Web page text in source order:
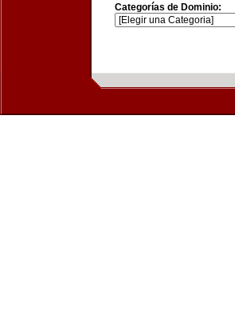
Categorías de Dominio: